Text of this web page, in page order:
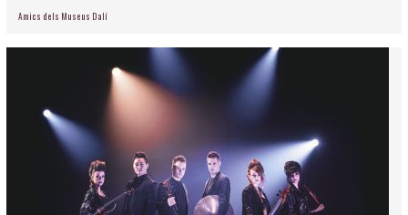
Amics dels Museus Dalí